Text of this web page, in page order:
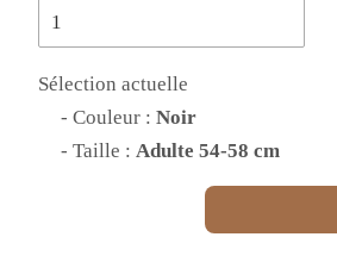
Sélection actuelle
- Couleur : Noir
- Taille : Adulte 54-58 cm